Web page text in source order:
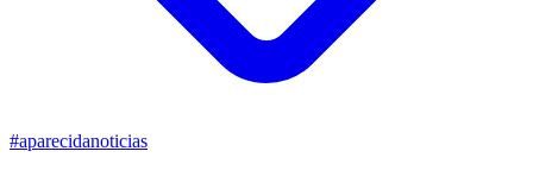
#aparecidanoticias